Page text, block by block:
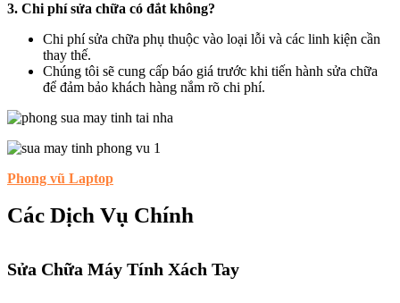
3. Chi phí sửa chữa có đắt không?
Chi phí sửa chữa phụ thuộc vào loại lỗi và các linh kiện cần
thay thế.
Chúng tôi sẽ cung cấp báo giá trước khi tiến hành sửa chữa
để đảm bảo khách hàng nắm rõ chi phí.
Phong vũ Laptop
Các Dịch Vụ Chính
Sửa Chữa Máy Tính Xách Tay